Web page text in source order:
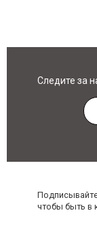
Следите за
чтобы быть в